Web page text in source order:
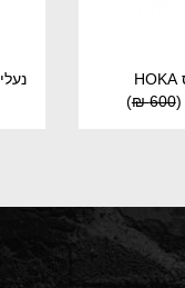
נעלי ספייקס יוניסקס HOKA
(
600 ₪
)